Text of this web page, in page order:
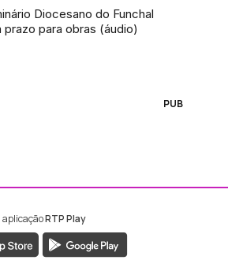
Diocesano do Funchal
prazo para obras (áudio)
PUB
Madeira
aplicaçãoRTP Play